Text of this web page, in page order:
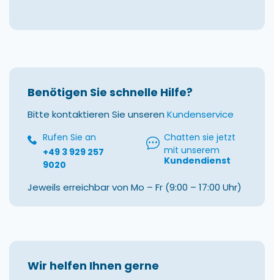
Benötigen Sie schnelle Hilfe?
Bitte kontaktieren Sie unseren Kundenservice
Rufen Sie an
+49 3 929 257
9020
Chatten sie jetzt
mit unserem
Kundendienst
Jeweils erreichbar von Mo – Fr (9:00 – 17:00 Uhr)
Wir helfen Ihnen gerne